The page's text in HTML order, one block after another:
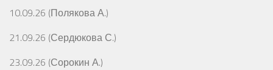
10.09.26 (Полякова А.)
21.09.26 (Сердюкова С.)
23.09.26 (Сорокин А.)